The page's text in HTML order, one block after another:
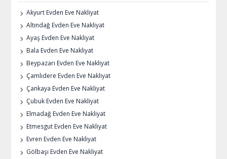
Akyurt Evden Eve Nakliyat
Altındağ Evden Eve Nakliyat
Ayaş Evden Eve Nakliyat
Bala Evden Eve Nakliyat
Beypazarı Evden Eve Nakliyat
Çamlıdere Evden Eve Nakliyat
Çankaya Evden Eve Nakliyat
Çubuk Evden Eve Nakliyat
Elmadağ Evden Eve Nakliyat
Etmesgut Evden Eve Nakliyat
Evren Evden Eve Nakliyat
Gölbaşı Evden Eve Nakliyat